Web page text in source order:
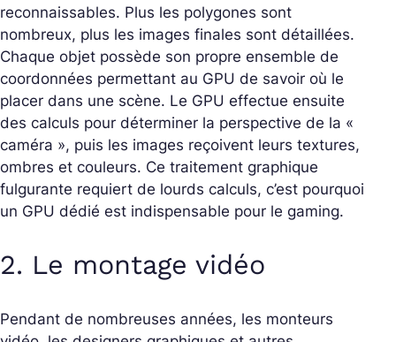
reconnaissables. Plus les polygones sont
nombreux, plus les images finales sont détaillées.
Chaque objet possède son propre ensemble de
coordonnées permettant au GPU de savoir où le
placer dans une scène. Le GPU effectue ensuite
des calculs pour déterminer la perspective de la «
caméra », puis les images reçoivent leurs textures,
ombres et couleurs. Ce traitement graphique
fulgurante requiert de lourds calculs, c’est pourquoi
un GPU dédié est indispensable pour le gaming.
2. Le montage vidéo
Pendant de nombreuses années, les monteurs